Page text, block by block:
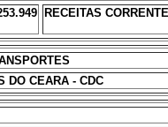
RECEITAS
DO CEARA - CDC